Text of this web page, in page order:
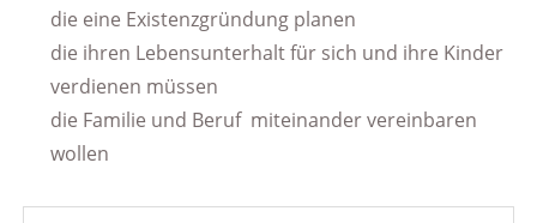
die eine Existenzgründung planen
die ihren Lebensunterhalt für sich und ihre Kinder
verdienen müssen
die Familie und Beruf miteinander vereinbaren
wollen